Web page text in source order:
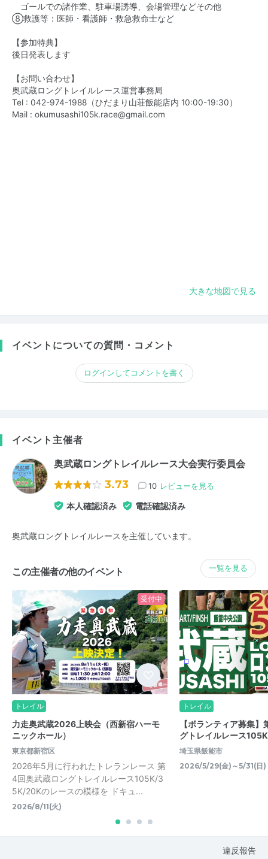
ゴールでの諸作業、駐車場誘導、会場管理などその他
⑧救護等：医師・看護師・救急救命士など
【参加特典】
後日発表します
【お問い合わせ】
奥武蔵ロングトレイルレース運営事務局
Tel : 042-974-1988（ひだまり山荘飯能店内 10:00-19:30）
Mail : okumusashi105k.race@gmail.com
大きな地図で見る
イベントについての質問・コメント
ログインしてコメントを書く
イベント主催者
奥武蔵ロングトレイルレース大会実行委員会
3.73 10 レビューを見る
本人確認済み 電話確認済み
奥武蔵ロングトレイルレースを主催しています。
この主催者の他のイベント 一覧を見る
受付中
トレイル
力走奥武蔵2026上映会（西新宿ハーモ
ニックホール）
東京都新宿区
2026年5月に行われたトレランレース 第
4回奥武蔵ロングトレイルレース105K/3
5K/20Kのレースの模様を ドキュ...
2026/8/11(火)
トレイル
【ボランティア募集
グトレイルレース
埼玉県飯能市
2026/5/29(金)～5/31(日)
違反報告